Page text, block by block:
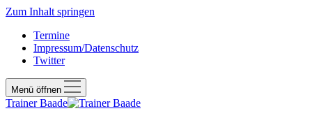
Zum Inhalt springen
Termine
Impressum/Datenschutz
Twitter
Menü öffnen
Trainer Baade